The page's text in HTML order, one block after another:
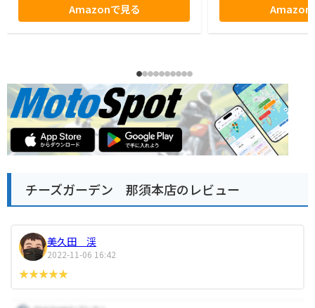
Amazonで見る
Amazon
チーズガーデン 那須本店のレビュー
美久田 渓
2022-11-06 16:42